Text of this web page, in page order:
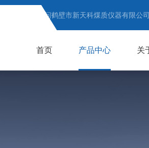
欢迎访问鹤壁市新天科煤质仪器有限公
首页 产品中心 关